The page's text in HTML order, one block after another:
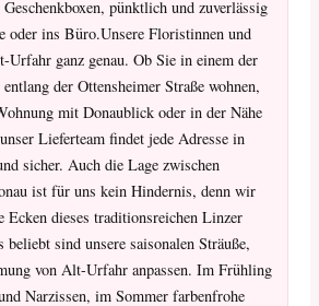
pünktlich und zuverlässig
oder ins Büro.Unsere Floristinnen und
Urfahr ganz genau. Ob Sie in einem der
der Ottensheimer Straße wohnen,
mit Donaublick oder in der Nähe
Lieferteam findet jede Adresse in
sicher. Auch die Lage zwischen
ist für uns kein Hindernis, denn wir
dieses traditionsreichen Linzer
beliebt sind unsere saisonalen Sträuße,
von Alt-Urfahr anpassen. Im Frühling
Narzissen, im Sommer farbenfrohe